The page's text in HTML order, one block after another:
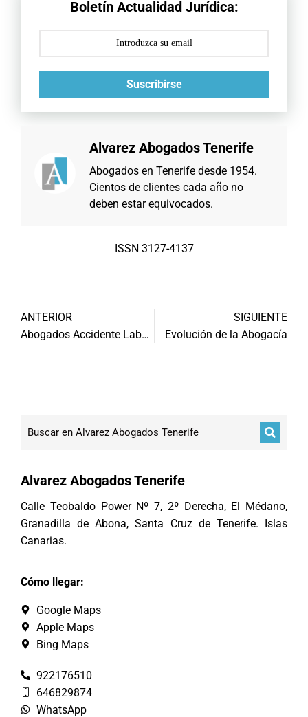
Boletín Actualidad Jurídica:
Suscribirse
Alvarez Abogados Tenerife
Abogados en Tenerife desde 1954.
Cientos de clientes cada año no
deben estar equivocados.
ISSN 3127-4137
ANTERIOR
Abogados Accidente Laboral Tenerife
SIGUIENTE
Evolución de la Abogacía
Alvarez Abogados Tenerife
Calle Teobaldo Power Nº 7, 2º Derecha, El Médano,
Granadilla de Abona, Santa Cruz de Tenerife. Islas
Canarias.
Cómo llegar:
Google Maps
Apple Maps
Bing Maps
922176510
646829874
WhatsApp